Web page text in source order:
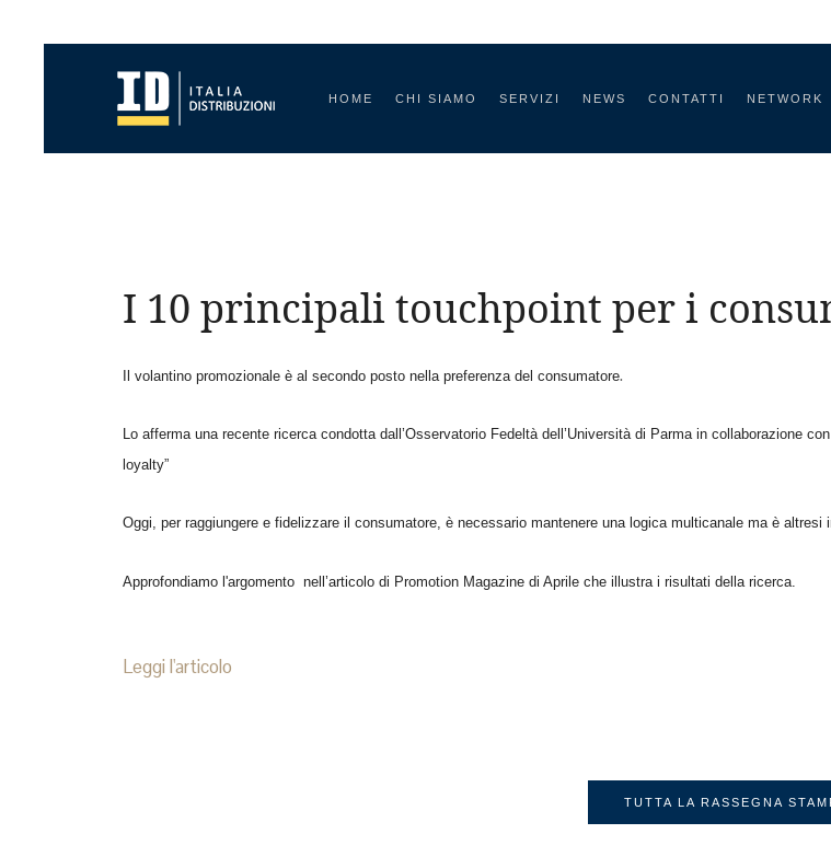
HOME CHI SIAMO SERVIZI NEWS CONTATTI NETWORK
I 10 principali touchpoint per i
Il volantino promozionale è al secondo posto nella preferenza del consumatore.
Lo afferma una recente ricerca condotta dall’Osservatorio Fedeltà dell’Università di Parma in collaborazione
loyalty”
Oggi, per raggiungere e fidelizzare il consumatore, è necessario mantenere una logica multicanale ma è
Approfondiamo l'argomento nell’articolo di Promotion Magazine di Aprile che illustra i risultati della ricerca.
Leggi l'articolo
TUTTA LA RASSEGNA